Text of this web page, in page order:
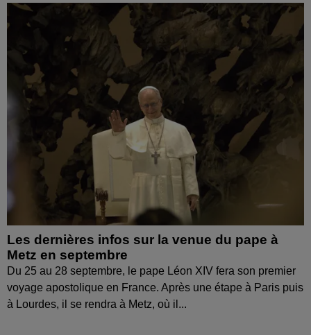
Les dernières infos sur la venue du pape à
Metz en septembre
Du 25 au 28 septembre, le pape Léon XIV fera son premier
voyage apostolique en France. Après une étape à Paris puis
à Lourdes, il se rendra à Metz, où il...